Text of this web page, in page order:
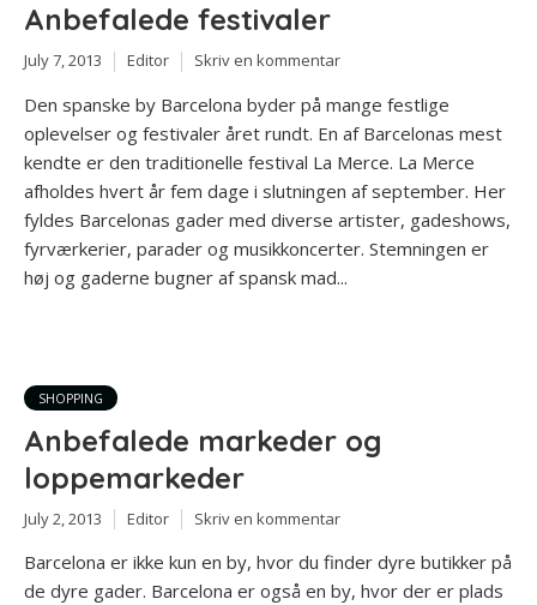
Anbefalede festivaler
July 7, 2013 Editor Skriv en kommentar
Den spanske by Barcelona byder på mange festlige
oplevelser og festivaler året rundt. En af Barcelonas mest
kendte er den traditionelle festival La Merce. La Merce
afholdes hvert år fem dage i slutningen af september. Her
fyldes Barcelonas gader med diverse artister, gadeshows,
fyrværkerier, parader og musikkoncerter. Stemningen er
høj og gaderne bugner af spansk mad...
SHOPPING
Anbefalede markeder og
loppemarkeder
July 2, 2013 Editor Skriv en kommentar
Barcelona er ikke kun en by, hvor du finder dyre butikker på
de dyre gader. Barcelona er også en by, hvor der er plads